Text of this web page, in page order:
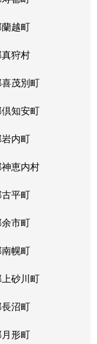
越町
狩村
茂別町
知安町
内町
恵内村
平町
市町
幌町
砂川町
沼町
形町